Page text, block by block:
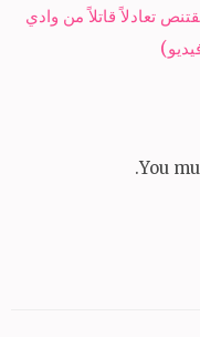
تعادلاً قاتلاً من وادي
You